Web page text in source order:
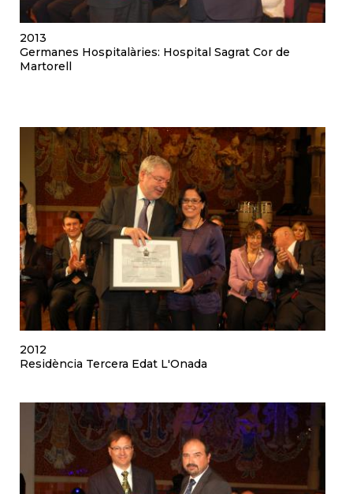
2013
Germanes Hospitalàries: Hospital Sagrat Cor de
Martorell
2012
Residència Tercera Edat L'Onada